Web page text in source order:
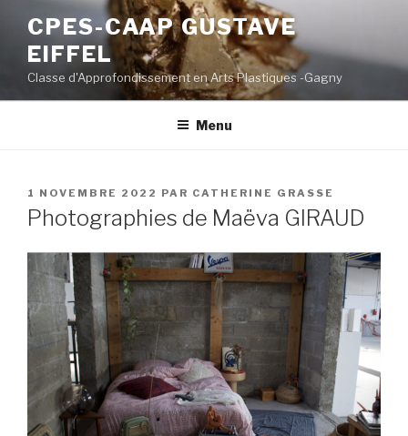
contenu
principal
CPES-CAAP GUSTAVE
EIFFEL
Classe d'Approfondissement en Arts Plastiques -Gagny
Menu
PUBLIÉ
LE
1 NOVEMBRE 2022 PAR CATHERINE GRASSE
Photographies de Maëva GIRAUD